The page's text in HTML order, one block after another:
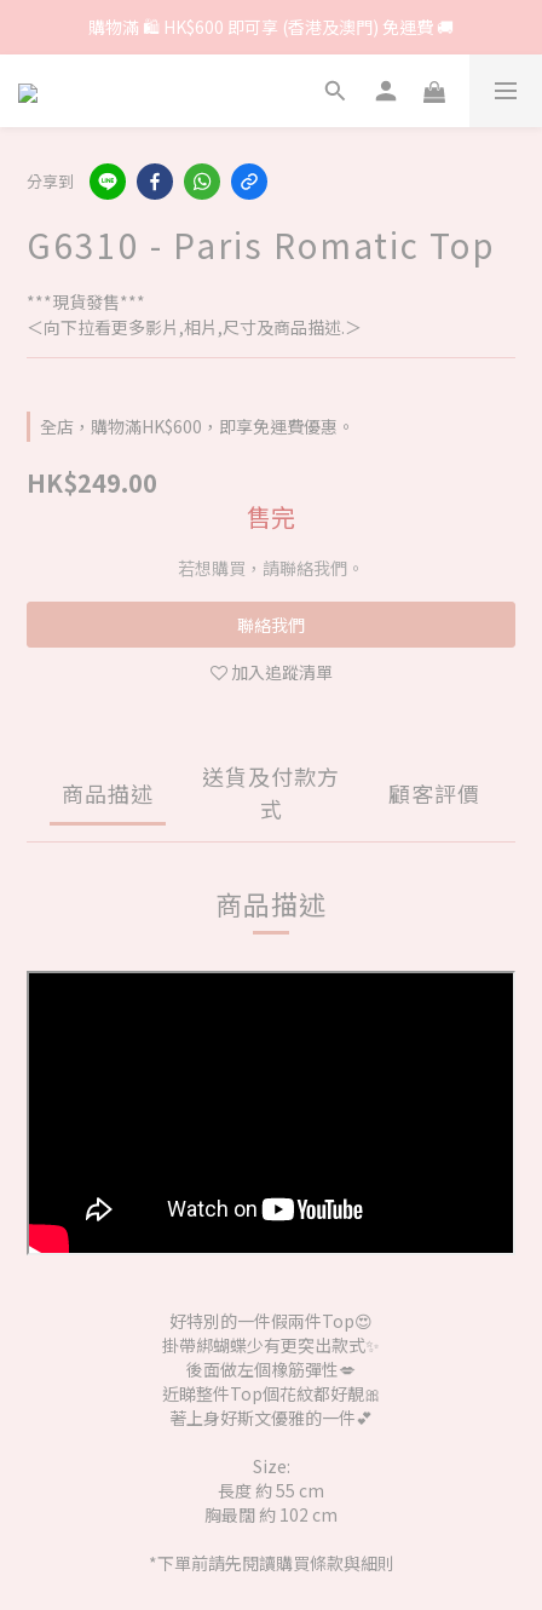
購物滿 🛍 HK$600 即可享 (香港及澳門) 免運費 🚚
分享到
G6310 - Paris Romatic Top
***現貨發售***
＜向下拉看更多影片,相片,尺寸及商品描述.＞
全店，購物滿HK$600，即享免運費優惠。
HK$249.00
售完
若想購買，請聯絡我們。
聯絡我們
加入追蹤清單
商品描述
送貨及付款方
式
顧客評價
商品描述
好特別的一件假兩件Top😍
掛帶綁蝴蝶少有更突出款式✨
後面做左個橡筋彈性💋
近睇整件Top個花紋都好靚🎀
著上身好斯文優雅的一件💕
Size:
長度 約 55 cm
胸最闊 約 102 cm
*下單前請先閱讀購買條款與細則